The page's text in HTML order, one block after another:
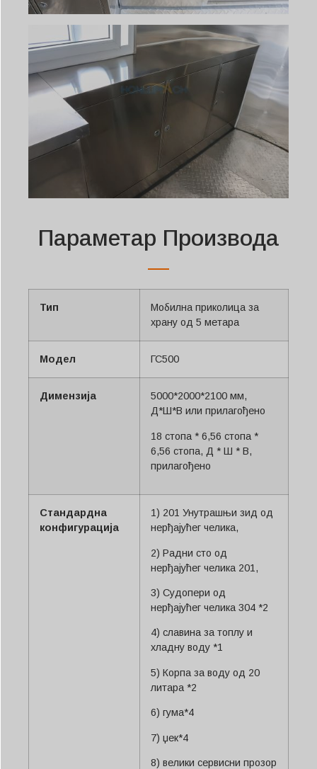
Параметар Производа
Тип
Мобилна приколица за
храну од 5 метара
Модел ГС500
Димензија
5000*2000*2100 мм,
Д*Ш*В или прилагођено
18 стопа * 6,56 стопа *
6,56 стопа, Д * Ш * В,
прилагођено
Стандардна
конфигурација
1) 201 Унутрашњи зид од
нерђајућег челика,
2) Радни сто од
нерђајућег челика 201,
3) Судопери од
нерђајућег челика 304 *2
4) славина за топлу и
хладну воду *1
5) Корпа за воду од 20
литара *2
6) гума*4
7) џек*4
8) велики сервисни прозор